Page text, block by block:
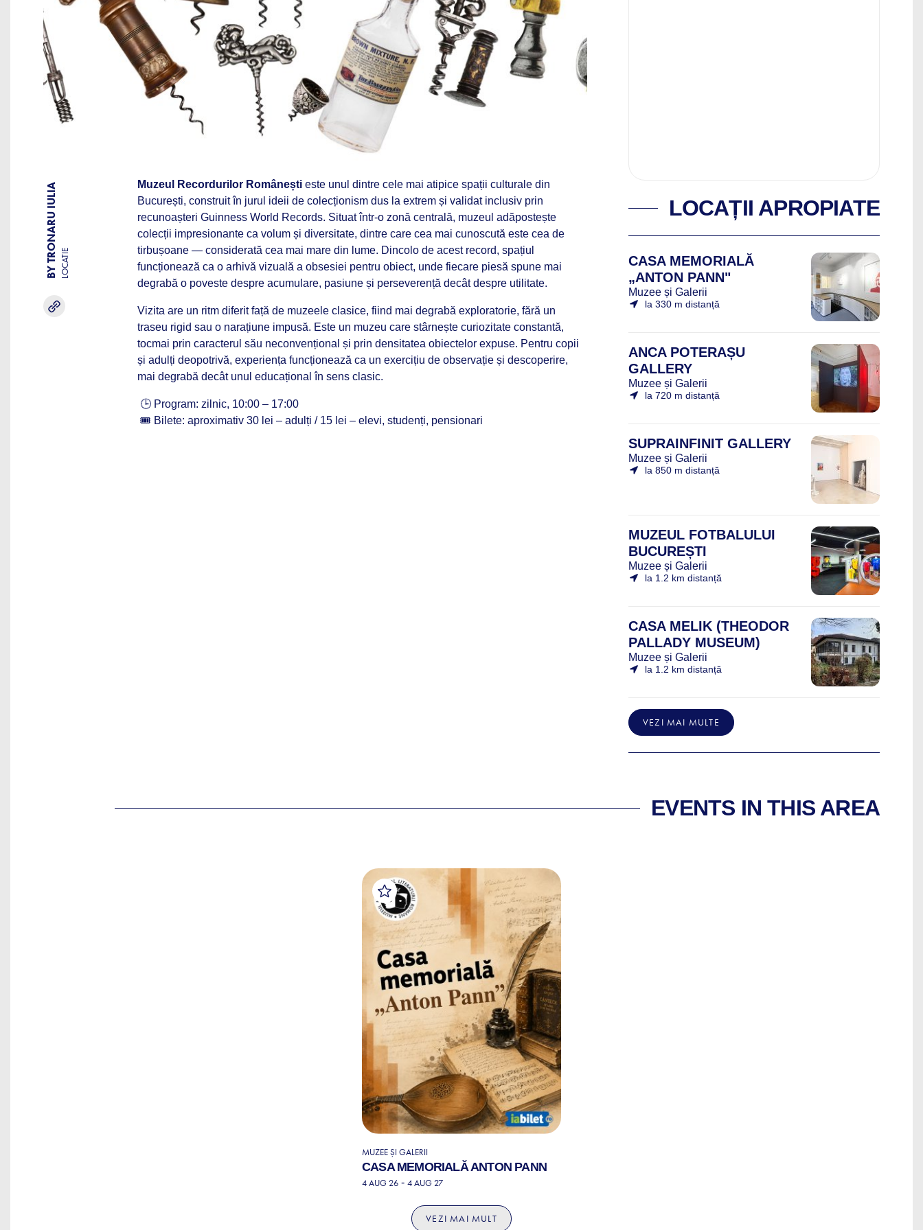
BY TRONARU IULIA LOCATIE
Muzeul Recordurilor Românești este unul dintre cele mai atipice spații culturale din
București, construit în jurul ideii de colecționism dus la extrem și validat inclusiv prin
recunoașteri Guinness World Records. Situat într-o zonă centrală, muzeul adăpostește
colecții impresionante ca volum și diversitate, dintre care cea mai cunoscută este cea de
tirbușoane — considerată cea mai mare din lume. Dincolo de acest record, spațiul
funcționează ca o arhivă vizuală a obsesiei pentru obiect, unde fiecare piesă spune mai
degrabă o poveste despre acumulare, pasiune și perseverență decât despre utilitate.
Vizita are un ritm diferit față de muzeele clasice, fiind mai degrabă exploratorie, fără un
traseu rigid sau o narațiune impusă. Este un muzeu care stârnește curiozitate constantă,
tocmai prin caracterul său neconvențional și prin densitatea obiectelor expuse. Pentru copii
și adulți deopotrivă, experiența funcționează ca un exercițiu de observație și descoperire,
mai degrabă decât unul educațional în sens clasic.
🕒 Program: zilnic, 10:00 – 17:00
🎟️ Bilete: aproximativ 30 lei – adulți / 15 lei – elevi, studenți, pensionari
LOCAȚII APROPIATE
CASA MEMORIALĂ
„ANTON PANN"
Muzee și Galerii
la 330 m distanță
ANCA POTERAȘU
GALLERY
Muzee și Galerii
la 720 m distanță
SUPRAINFINIT GALLERY
Muzee și Galerii
la 850 m distanță
MUZEUL FOTBALULUI
BUCUREȘTI
Muzee și Galerii
la 1.2 km distanță
CASA MELIK (THEODOR
PALLADY MUSEUM)
Muzee și Galerii
la 1.2 km distanță
VEZI MAI MULTE
EVENTS IN THIS AREA
MUZEE ȘI GALERII
CASA MEMORIALĂ ANTON PANN
4 AUG 26 - 4 AUG 27
VEZI MAI MULT